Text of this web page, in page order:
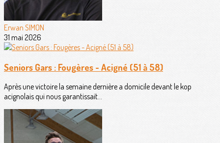
Erwan SIMON
31 mai 2026
Seniors Gars : Fougères - Acigné (51 à 58)
Après une victoire la semaine dernière a domicile devant le kop
acignolais qui nous garantissait...